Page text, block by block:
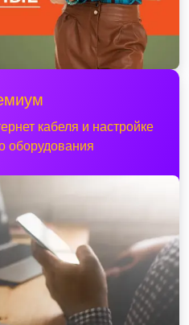
кабеля и настройке
оборудования